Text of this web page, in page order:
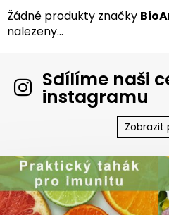
Žádné produkty značky
nalezeny...
Sdílíme naši
instagramu
Zobrazit